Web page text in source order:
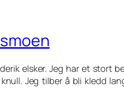
elsker. Jeg har et stort
Jeg tilber å bli kledd